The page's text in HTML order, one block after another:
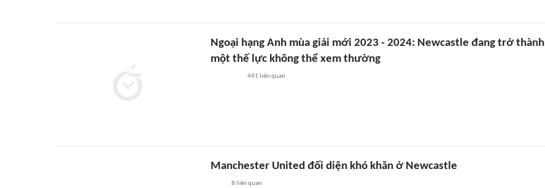
Ngoại hạng Anh mùa giải mới 2023 - 2024: Newcastle đang trở thành
một thế lực không thể xem thường
441 liên quan
Manchester United đối diện khó khăn ở Newcastle
8 liên quan